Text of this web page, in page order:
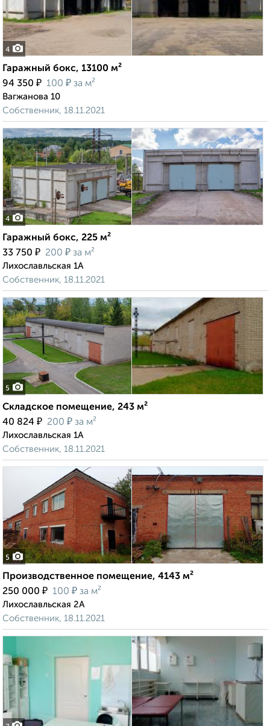
4
Гаражный бокс, 13100 м²
94 350 ₽ 100 ₽ за м²
Вагжанова 10
Собственник, 18.11.2021
4
Гаражный бокс, 225 м²
33 750 ₽ 200 ₽ за м²
Лихославльская 1А
Собственник, 18.11.2021
5
Складское помещение, 243 м²
40 824 ₽ 200 ₽ за м²
Лихославльская 1А
Собственник, 18.11.2021
5
Производственное помещение, 4143 м²
250 000 ₽ 100 ₽ за м²
Лихославльская 2А
Собственник, 18.11.2021